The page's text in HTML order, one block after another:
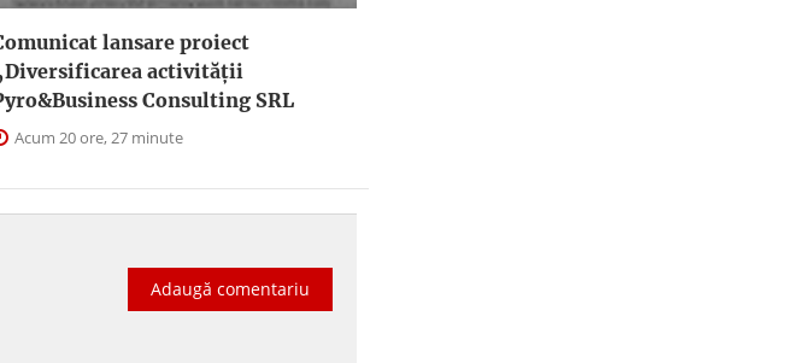
lansare proiect
activității
Consulting SRL
Acum 20 ore, 27 minute
Adaugă comentariu